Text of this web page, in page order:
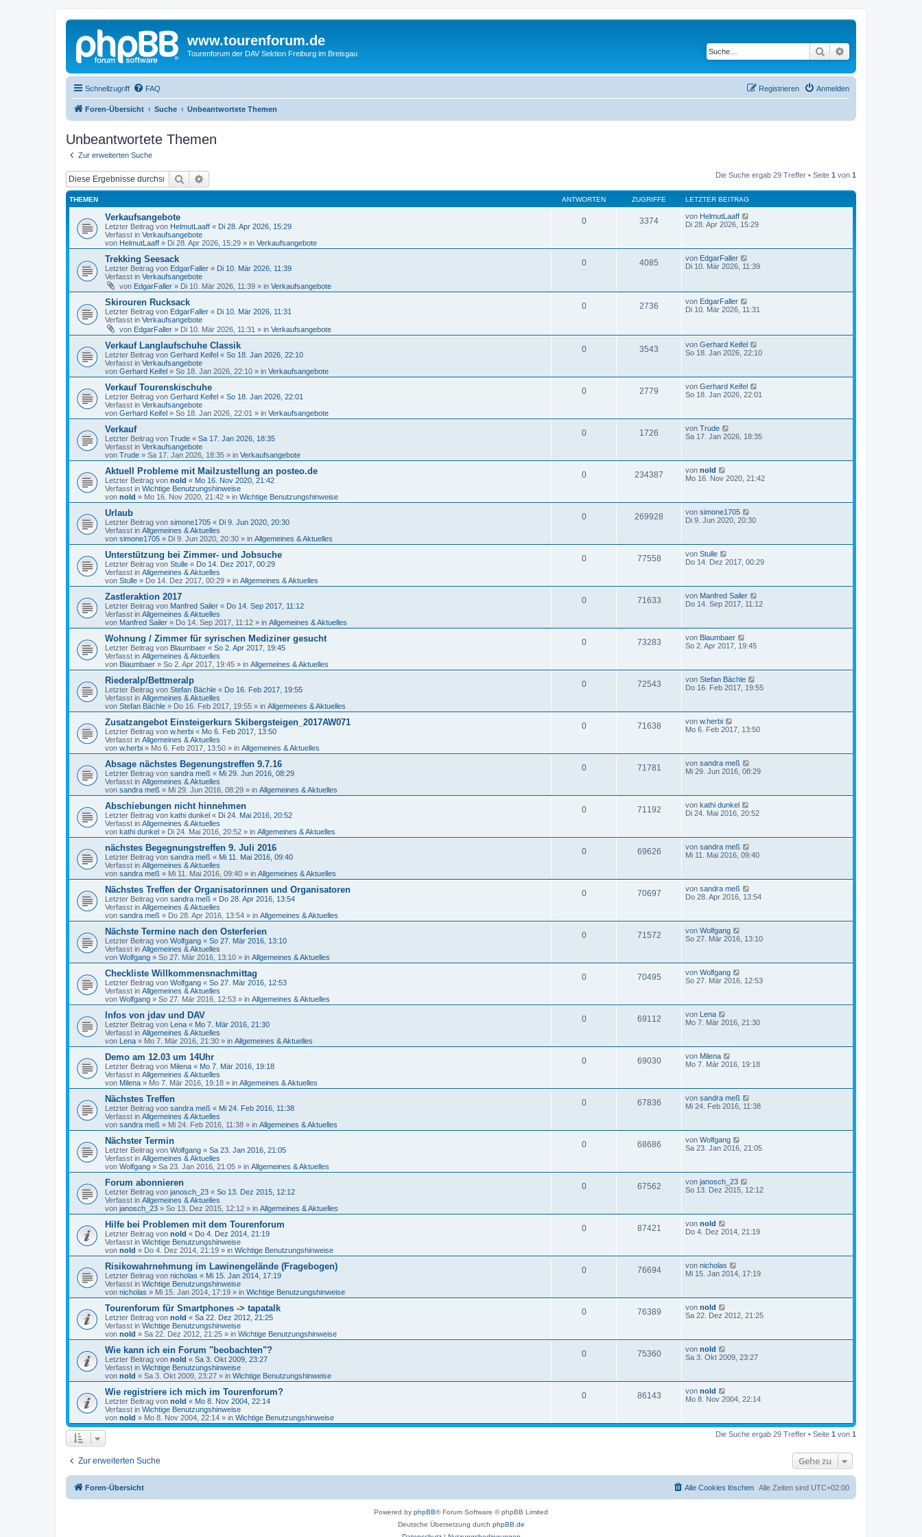
www.tourenforum.de
Tourenforum der DAV Sektion Freiburg im Breisgau Suche
Schnellzugriff FAQ Anmelden
Registrieren
Foren-Übersicht Suche Unbeantwortete Themen
Unbeantwortete Themen
Zur erweiterten Suche
Suche Die Suche ergab 29 Treffer • Seite 1 von 1
THEMEN ANTWORTEN ZUGRIFFE LETZTER BEITRAG
Verkaufsangebote
Letzter Beitrag von HelmutLaaff « Di 28. Apr 2026, 15:29
Verfasst in Verkaufsangebote
von HelmutLaaff » Di 28. Apr 2026, 15:29 » in Verkaufsangebote
0 3374 von HelmutLaaff
Di 28. Apr 2026, 15:29
Trekking Seesack
Letzter Beitrag von EdgarFaller « Di 10. Mär 2026, 11:39
Verfasst in Verkaufsangebote
von EdgarFaller » Di 10. Mär 2026, 11:39 » in Verkaufsangebote
0 4085 von EdgarFaller
Di 10. Mär 2026, 11:39
Skirouren Rucksack
Letzter Beitrag von EdgarFaller « Di 10. Mär 2026, 11:31
Verfasst in Verkaufsangebote
von EdgarFaller » Di 10. Mär 2026, 11:31 » in Verkaufsangebote
0 2736 von EdgarFaller
Di 10. Mär 2026, 11:31
Verkauf Langlaufschuhe Classik
Letzter Beitrag von Gerhard Keifel « So 18. Jan 2026, 22:10
Verfasst in Verkaufsangebote
von Gerhard Keifel » So 18. Jan 2026, 22:10 » in Verkaufsangebote
0 3543 von Gerhard Keifel
So 18. Jan 2026, 22:10
Verkauf Tourenskischuhe
Letzter Beitrag von Gerhard Keifel « So 18. Jan 2026, 22:01
Verfasst in Verkaufsangebote
von Gerhard Keifel » So 18. Jan 2026, 22:01 » in Verkaufsangebote
0 2779 von Gerhard Keifel
So 18. Jan 2026, 22:01
Verkauf
Letzter Beitrag von Trude « Sa 17. Jan 2026, 18:35
Verfasst in Verkaufsangebote
von Trude » Sa 17. Jan 2026, 18:35 » in Verkaufsangebote
0 1726 von Trude
Sa 17. Jan 2026, 18:35
Aktuell Probleme mit Mailzustellung an posteo.de
Letzter Beitrag von nold « Mo 16. Nov 2020, 21:42
Verfasst in Wichtige Benutzungshinweise
von nold » Mo 16. Nov 2020, 21:42 » in Wichtige Benutzungshinweise
0 234387 von nold
Mo 16. Nov 2020, 21:42
Urlaub
Letzter Beitrag von simone1705 « Di 9. Jun 2020, 20:30
Verfasst in Allgemeines & Aktuelles
von simone1705 » Di 9. Jun 2020, 20:30 » in Allgemeines & Aktuelles
0 269928 von simone1705
Di 9. Jun 2020, 20:30
Unterstützung bei Zimmer- und Jobsuche
Letzter Beitrag von Stulle « Do 14. Dez 2017, 00:29
Verfasst in Allgemeines & Aktuelles
von Stulle » Do 14. Dez 2017, 00:29 » in Allgemeines & Aktuelles
0 77558 von Stulle
Do 14. Dez 2017, 00:29
Zastleraktion 2017
Letzter Beitrag von Manfred Sailer « Do 14. Sep 2017, 11:12
Verfasst in Allgemeines & Aktuelles
von Manfred Sailer » Do 14. Sep 2017, 11:12 » in Allgemeines & Aktuelles
0 71633 von Manfred Sailer
Do 14. Sep 2017, 11:12
Wohnung / Zimmer für syrischen Mediziner gesucht
Letzter Beitrag von Blaumbaer « So 2. Apr 2017, 19:45
Verfasst in Allgemeines & Aktuelles
von Blaumbaer » So 2. Apr 2017, 19:45 » in Allgemeines & Aktuelles
0 73283 von Blaumbaer
So 2. Apr 2017, 19:45
Riederalp/Bettmeralp
Letzter Beitrag von Stefan Bächle « Do 16. Feb 2017, 19:55
Verfasst in Allgemeines & Aktuelles
von Stefan Bächle » Do 16. Feb 2017, 19:55 » in Allgemeines & Aktuelles
0 72543 von Stefan Bächle
Do 16. Feb 2017, 19:55
Zusatzangebot Einsteigerkurs Skibergsteigen_2017AW071
Letzter Beitrag von w.herbi « Mo 6. Feb 2017, 13:50
Verfasst in Allgemeines & Aktuelles
von w.herbi » Mo 6. Feb 2017, 13:50 » in Allgemeines & Aktuelles
0 71638 von w.herbi
Mo 6. Feb 2017, 13:50
Absage nächstes Begenungstreffen 9.7.16
Letzter Beitrag von sandra meß « Mi 29. Jun 2016, 08:29
Verfasst in Allgemeines & Aktuelles
von sandra meß » Mi 29. Jun 2016, 08:29 » in Allgemeines & Aktuelles
0 71781 von sandra meß
Mi 29. Jun 2016, 08:29
Abschiebungen nicht hinnehmen
Letzter Beitrag von kathi dunkel « Di 24. Mai 2016, 20:52
Verfasst in Allgemeines & Aktuelles
von kathi dunkel » Di 24. Mai 2016, 20:52 » in Allgemeines & Aktuelles
0 71192 von kathi dunkel
Di 24. Mai 2016, 20:52
nächstes Begegnungstreffen 9. Juli 2016
Letzter Beitrag von sandra meß « Mi 11. Mai 2016, 09:40
Verfasst in Allgemeines & Aktuelles
von sandra meß » Mi 11. Mai 2016, 09:40 » in Allgemeines & Aktuelles
0 69626 von sandra meß
Mi 11. Mai 2016, 09:40
Nächstes Treffen der Organisatorinnen und Organisatoren
Letzter Beitrag von sandra meß « Do 28. Apr 2016, 13:54
Verfasst in Allgemeines & Aktuelles
von sandra meß » Do 28. Apr 2016, 13:54 » in Allgemeines & Aktuelles
0 70697 von sandra meß
Do 28. Apr 2016, 13:54
Nächste Termine nach den Osterferien
Letzter Beitrag von Wolfgang « So 27. Mär 2016, 13:10
Verfasst in Allgemeines & Aktuelles
von Wolfgang » So 27. Mär 2016, 13:10 » in Allgemeines & Aktuelles
0 71572 von Wolfgang
So 27. Mär 2016, 13:10
Checkliste Willkommensnachmittag
Letzter Beitrag von Wolfgang « So 27. Mär 2016, 12:53
Verfasst in Allgemeines & Aktuelles
von Wolfgang » So 27. Mär 2016, 12:53 » in Allgemeines & Aktuelles
0 70495 von Wolfgang
So 27. Mär 2016, 12:53
Infos von jdav und DAV
Letzter Beitrag von Lena « Mo 7. Mär 2016, 21:30
Verfasst in Allgemeines & Aktuelles
von Lena » Mo 7. Mär 2016, 21:30 » in Allgemeines & Aktuelles
0 69112 von Lena
Mo 7. Mär 2016, 21:30
Demo am 12.03 um 14Uhr
Letzter Beitrag von Milena « Mo 7. Mär 2016, 19:18
Verfasst in Allgemeines & Aktuelles
von Milena » Mo 7. Mär 2016, 19:18 » in Allgemeines & Aktuelles
0 69030 von Milena
Mo 7. Mär 2016, 19:18
Nächstes Treffen
Letzter Beitrag von sandra meß « Mi 24. Feb 2016, 11:38
Verfasst in Allgemeines & Aktuelles
von sandra meß » Mi 24. Feb 2016, 11:38 » in Allgemeines & Aktuelles
0 67836 von sandra meß
Mi 24. Feb 2016, 11:38
Nächster Termin
Letzter Beitrag von Wolfgang « Sa 23. Jan 2016, 21:05
Verfasst in Allgemeines & Aktuelles
von Wolfgang » Sa 23. Jan 2016, 21:05 » in Allgemeines & Aktuelles
0 68686 von Wolfgang
Sa 23. Jan 2016, 21:05
Forum abonnieren
Letzter Beitrag von janosch_23 « So 13. Dez 2015, 12:12
Verfasst in Allgemeines & Aktuelles
von janosch_23 » So 13. Dez 2015, 12:12 » in Allgemeines & Aktuelles
0 67562 von janosch_23
So 13. Dez 2015, 12:12
Hilfe bei Problemen mit dem Tourenforum
Letzter Beitrag von nold « Do 4. Dez 2014, 21:19
Verfasst in Wichtige Benutzungshinweise
von nold » Do 4. Dez 2014, 21:19 » in Wichtige Benutzungshinweise
0 87421 von nold
Do 4. Dez 2014, 21:19
Risikowahrnehmung im Lawinengelände (Fragebogen)
Letzter Beitrag von nicholas « Mi 15. Jan 2014, 17:19
Verfasst in Wichtige Benutzungshinweise
von nicholas » Mi 15. Jan 2014, 17:19 » in Wichtige Benutzungshinweise
0 76694 von nicholas
Mi 15. Jan 2014, 17:19
Tourenforum für Smartphones -> tapatalk
Letzter Beitrag von nold « Sa 22. Dez 2012, 21:25
Verfasst in Wichtige Benutzungshinweise
von nold » Sa 22. Dez 2012, 21:25 » in Wichtige Benutzungshinweise
0 76389 von nold
Sa 22. Dez 2012, 21:25
Wie kann ich ein Forum "beobachten"?
Letzter Beitrag von nold « Sa 3. Okt 2009, 23:27
Verfasst in Wichtige Benutzungshinweise
von nold » Sa 3. Okt 2009, 23:27 » in Wichtige Benutzungshinweise
0 75360 von nold
Sa 3. Okt 2009, 23:27
Wie registriere ich mich im Tourenforum?
Letzter Beitrag von nold « Mo 8. Nov 2004, 22:14
Verfasst in Wichtige Benutzungshinweise
von nold » Mo 8. Nov 2004, 22:14 » in Wichtige Benutzungshinweise
0 86143 von nold
Mo 8. Nov 2004, 22:14
Die Suche ergab 29 Treffer • Seite 1 von 1
Zur erweiterten Suche Gehe zu
Foren-Übersicht Alle Zeiten sind UTC+02:00
Alle Cookies löschen
Powered by phpBB® Forum Software © phpBB Limited
Deutsche Übersetzung durch phpBB.de